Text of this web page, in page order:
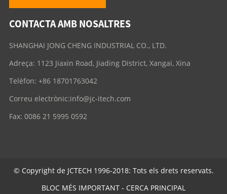
CONTACTA AMB NOSALTRES
SHANGHAI JONG CHENG INDUSTRIAL CO., LTD.
Adreça: 1123 Jiaxin Road, Jiading District, Xangai, Xina
Telèfon: +86 18701763042
Correu electrònic:info@jc-itech.com
Fax: 0086 21 5995 0592
© Copyright de JCTECH 1996-2018: Tots els drets reservats.
BLOC MÉS IMPORTANT - CERCA PRINCIPAL